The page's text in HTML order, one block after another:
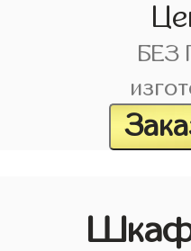
БЕЗ
Шкаф